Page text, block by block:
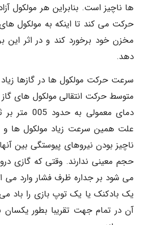
ها ناچیز است. بنابراین هر مولکول
حرکت می کند تا اینکه به مولکول
مخزن خود برخورد کند و در اثر این
دهد.
سرعت حرکت مولکول ها در گازها
متوسط حرکت انتقالی مولکول های گاز
دمای معمولی
علت همین سرعت زیاد مولکول ها
ناچیز بودن نیروهای پیوستگی بین
حجم معینی ندارند. وقتی که گازی
می شود بر جداره ظرف فشار وارد می
یک بادکنک یا یک توپ بازی را باد
آن در تمام جهت تقریبا بطور یکسان